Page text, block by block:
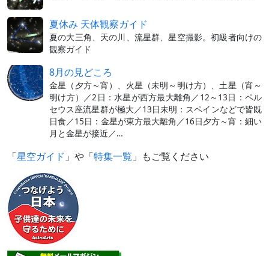
夏休み 天体観察ガイド
夏の大三角、天の川、流星群、星空撮影。初級者向けの
観察ガイド
8月の見どころ
金星（夕方～宵）、火星（未明～明け方）、土星（宵～
明け方）／2日：水星が西方最大離角／12～13日：ペル
セウス座流星群が極大／13日未明：スペインなどで皆既
日食／15日：金星が東方最大離角／16日夕方～宵：細い
月と金星が接近／…
「星空ガイド 」や「特集一覧 」もご覧ください